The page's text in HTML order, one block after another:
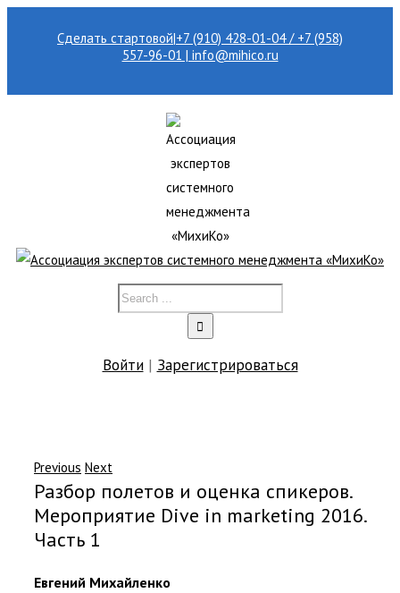
Сделать стартовой|+7 (910) 428-01-04 / +7 (958)
557-96-01 | info@mihico.ru
Войти| Зарегистрироваться
Previous Next
Разбор полетов и оценка спикеров.
Мероприятие Dive in marketing 2016.
Часть 1
Евгений Михайленко